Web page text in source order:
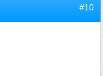
#10